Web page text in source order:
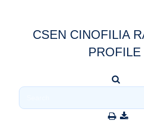
CSEN CINOFILIA
PROFILE